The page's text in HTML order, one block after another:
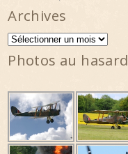
Archives
Archives
Photos au hasard